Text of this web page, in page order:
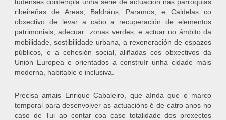
ribeireñas de Areas, Baldráns, Paramos, e Caldelas co
obxectivo de levar a cabo a recuperación de elementos
patrimoniais, adecuar zonas verdes, e actuar no ámbito da
mobilidade, sostibilidade urbana, a rexeneración de espazos
públicos, e a cohesión social, aliñadas cos obxectivos da
Unión Europea e orientados a construír unha cidade máis
moderna, habitable e inclusiva.
Precisa amais Enrique Cabaleiro, que aínda que o marco
temporal para desenvolver as actuacións é de catro anos no
caso de Tui ao contar coa case totalidade dos proxectos